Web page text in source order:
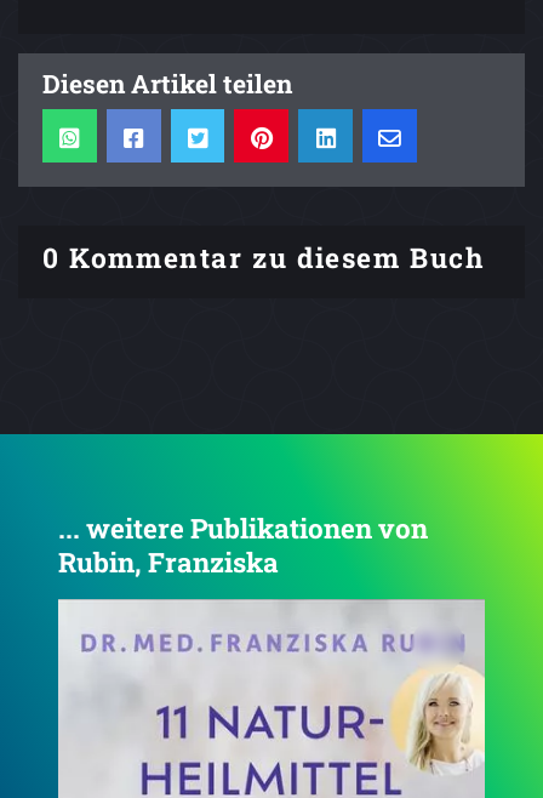
Diesen Artikel teilen
0 Kommentar zu diesem Buch
... weitere Publikationen von
Rubin, Franziska